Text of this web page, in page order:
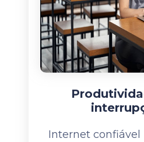
Internet confiável